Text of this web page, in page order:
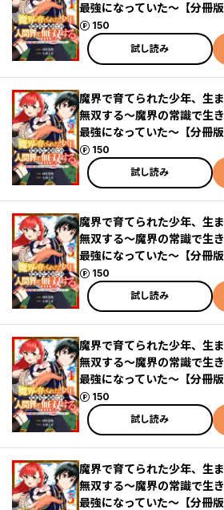
最強になっていた～【分冊
150
ポイント
試し読み
魔界で育てられた少年、生
無双する～魔界の常識で生
最強になっていた～【分冊
150
ポイント
試し読み
魔界で育てられた少年、生
無双する～魔界の常識で生
最強になっていた～【分冊
150
ポイント
試し読み
魔界で育てられた少年、生
無双する～魔界の常識で生
最強になっていた～【分冊
150
ポイント
試し読み
魔界で育てられた少年、生
無双する～魔界の常識で生
最強になっていた～【分冊